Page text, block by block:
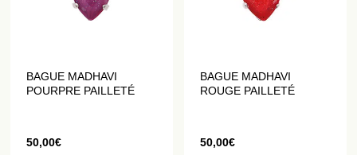
BAGUE MADHAVI
POURPRE PAILLETÉ
50,00€
BAGUE MADHAVI
ROUGE PAILLETÉ
50,00€